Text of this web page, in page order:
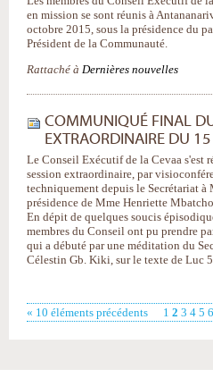
en mission se sont réunis à
octobre 2015, sous la présidence du
Président de la Communauté.
Rattaché à Dernières nouvelles
COMMUNIQUÉ FINAL
EXTRAORDINAIRE DU
Le Conseil Exécutif de la Cevaa s'est
session extraordinaire, par
techniquement depuis le Secrétariat à
présidence de Mme Henriette
En dépit de quelques soucis
membres du Conseil ont pu prendre
qui a débuté par une méditation du
Célestin Gb. Kiki, sur le texte de Luc
« 10 éléments précédents 1 2 3 4 5 6